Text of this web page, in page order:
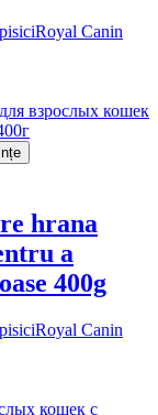
Royal Canin
hrana
a
400g
Royal Canin